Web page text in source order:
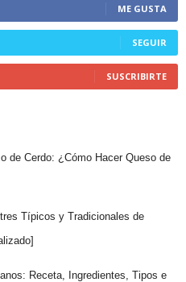
ME GUSTA
SEGUIR
SUSCRIBIRTE
de Cerdo: ¿Cómo Hacer Queso de
Típicos y Tradicionales de
Receta, Ingredientes, Tipos e